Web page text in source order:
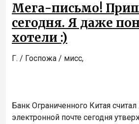
Мега-письмо!
сегодня. Я даже
хотели :)
Г. / Госпожа / мисс,
Банк Ограниченного Китая
электронной почте сегодня